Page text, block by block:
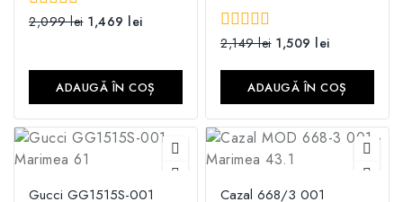
0
2,099lei 1,469 lei
ADAUGĂ ÎN COȘ
0
5
2,149lei 1,509 lei
ADAUGĂ ÎN COȘ
Gucci GG1515S-001
Cazal 668/3 001